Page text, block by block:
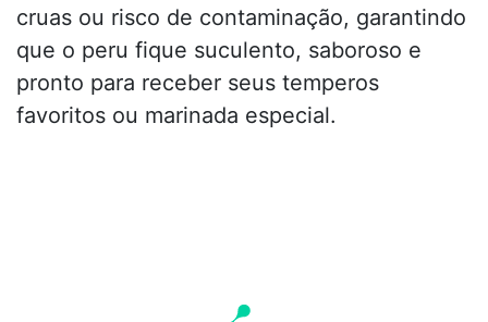
cruas ou risco de contaminação, garantindo
que o peru fique suculento, saboroso e
pronto para receber seus temperos
favoritos ou marinada especial.